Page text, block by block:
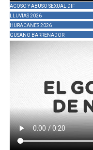
ACOSO Y ABUSO SEXUAL DIF
LLUVIAS 2026
HURACANES 2026
GUSANO BARRENADOR